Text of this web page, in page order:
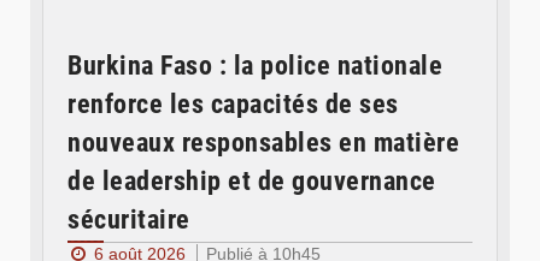
Burkina Faso : la police nationale
renforce les capacités de ses
nouveaux responsables en matière
de leadership et de gouvernance
sécuritaire
6 août 2026
Publié à 10h45